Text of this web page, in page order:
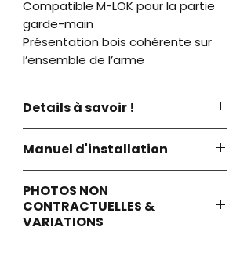
Compatible M-LOK pour la partie
garde-main
Présentation bois cohérente sur
l’ensemble de l’arme
Details à savoir !
Woox utilise son propre écrou de
canon propriétaire. Cet écrou est
fileté selon les spécifications mil-
spec et devrait donc être
compatible avec tout AR-15
Manuel d'installation
PHOTOS NON
CONTRACTUELLES &
VARIATIONS